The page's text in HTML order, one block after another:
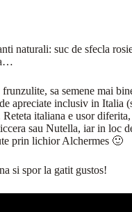
naturali: suc de sfecla
frunzulite, sa semene mai
apreciate inclusiv in Italia
italiana e usor
sau Nutella, iar in loc
prin lichior Alchermes 🙂
si spor la gatit gustos!